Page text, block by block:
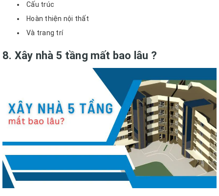
Cấu trúc
Hoàn thiện nội thất
Và trang trí
8. Xây nhà 5 tầng mất bao lâu ?